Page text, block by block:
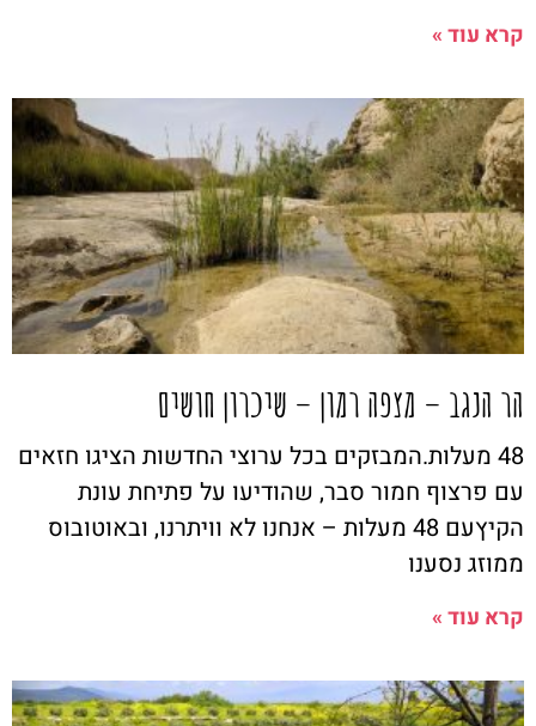
קרא עוד »
הר הנגב – מצפה רמון – שיכרון חושים
48 מעלות.המבזקים בכל ערוצי החדשות הציגו חזאים
עם פרצוף חמור סבר, שהודיעו על פתיחת עונת
הקיץעם 48 מעלות – אנחנו לא וויתרנו, ובאוטובוס
ממוזג נסענו
קרא עוד »